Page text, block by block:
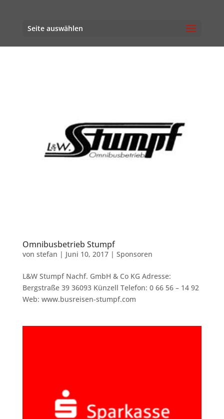
Seite auswählen
Omnibusbetrieb Stumpf
von stefan | Juni 10, 2017| Sponsoren
L&W Stumpf Nachf. GmbH & Co KG Adresse:
Bergstraße 39 36093 Künzell Telefon: 0 66 56 – 14 92
Web: www.busreisen-stumpf.com